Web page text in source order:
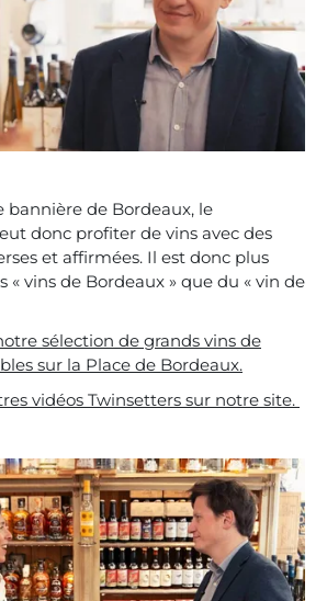
bannière de Bordeaux, le
donc profiter de vins avec des
et affirmées. Il est donc plus
« vins de Bordeaux » que du « vin de
sélection de grands vins de
sur la Place de Bordeaux.
vidéos Twinsetters sur notre site.